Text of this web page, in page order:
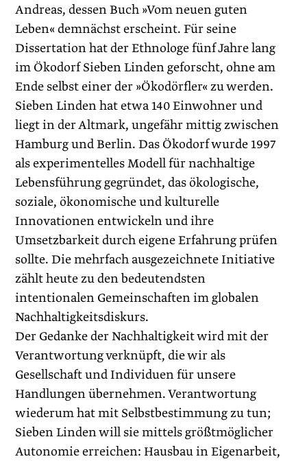
Andreas, dessen Buch »Vom neuen guten
Leben« demnächst erscheint. Für seine
Dissertation hat der Ethnologe fünf Jahre lang
im Ökodorf Sieben Linden geforscht, ohne am
Ende selbst einer der »Ökodörfler« zu werden.
Sieben Linden hat etwa 140 Einwohner und
liegt in der Altmark, ungefähr mittig zwischen
Hamburg und Berlin. Das Ökodorf wurde 1997
als experimentelles Modell für nachhaltige
Lebensführung gegründet, das ökologische,
soziale, ökonomische und kulturelle
Innovationen entwickeln und ihre
Umsetzbarkeit durch eigene Erfahrung prüfen
sollte. Die mehrfach ausgezeichnete Initiative
zählt heute zu den bedeutendsten
intentionalen Gemeinschaften im globalen
Nachhaltigkeitsdiskurs.
Der Gedanke der Nachhaltigkeit wird mit der
Verantwortung verknüpft, die wir als
Gesellschaft und Individuen für unsere
Handlungen übernehmen. Verantwortung
wiederum hat mit Selbstbestimmung zu tun;
Sieben Linden will sie mittels größtmöglicher
Autonomie erreichen: Hausbau in Eigenarbeit,